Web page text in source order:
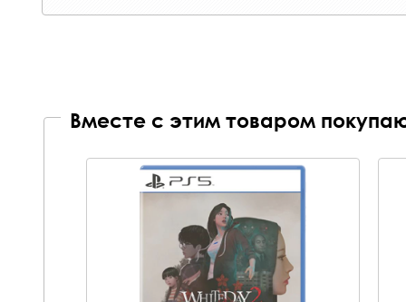
Вместе с этим товаром